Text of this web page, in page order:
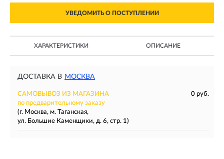
УВЕДОМИТЬ О ПОСТУПЛЕНИИ
ХАРАКТЕРИСТИКИ ОПИСАНИЕ
ДОСТАВКА В МОСКВА
САМОВЫВОЗ ИЗ МАГАЗИНА
0 руб.
по предварительному заказу
(г. Москва, м. Таганская,
ул. Большие Каменщики, д. 6, стр. 1)